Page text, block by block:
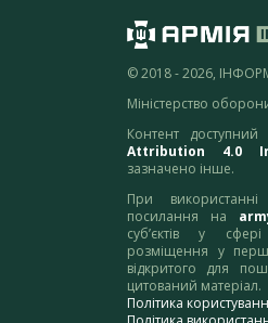
© 2018 - 2026,
Міністерство
Контент доступний
Attribution 4.0
зазначено інше.
При
посилання на
суб’єктів у
розміщення у
відкритого для
цитований матеріал.
Політика